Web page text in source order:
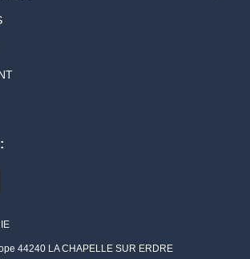
44240 LA CHAPELLE SUR ERDRE